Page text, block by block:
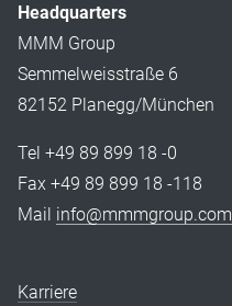
Headquarters
MMM Group
Semmelweisstraße 6
82152 Planegg/München
Tel +49 89 899 18 -0
Fax +49 89 899 18 -118
Mail info@mmmgroup.com
Karriere